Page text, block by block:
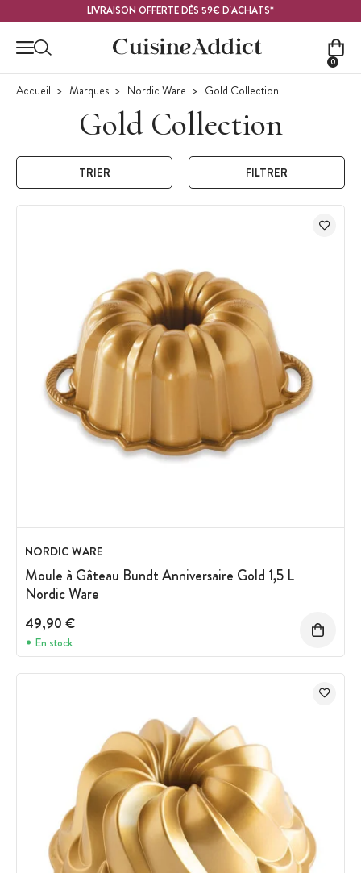
LIVRAISON OFFERTE DÈS 59€ D'ACHATS*
0
Accueil Marques Nordic Ware Gold Collection
Gold Collection
TRIER FILTRER
NORDIC WARE
Moule à Gâteau Bundt Anniversaire Gold 1,5 L
Nordic Ware
49,90 €
En stock